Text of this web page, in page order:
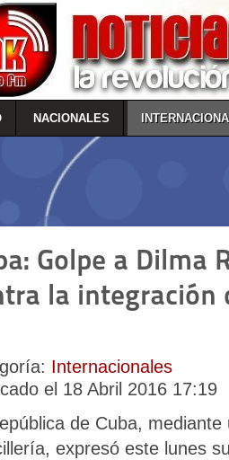
NACIONALES
Golpe a Dilma
la integración
Internacionales
el 18 Abril 2016 17:19
de Cuba,
expresó este lunes